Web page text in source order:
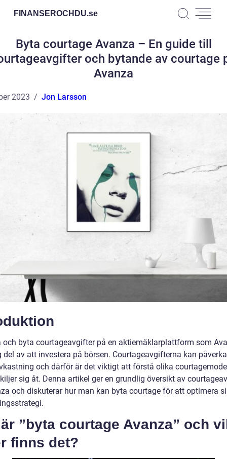
FINANSEROCHDU.se
Byta courtage Avanza – En guide till
och bytande av courtage
Avanza
2023 Jon Larsson
och byta courtageavgifter på en aktiemäklarplattform som
del av att investera på börsen. Courtageavgifterna kan
och därför är det viktigt att förstå olika
sig åt. Denna artikel ger en grundlig översikt av
och diskuterar hur man kan byta courtage för att optimera
”byta courtage Avanza” och
finns det?